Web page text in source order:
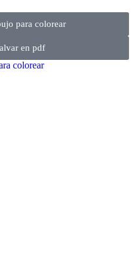
para colorear
en pdf